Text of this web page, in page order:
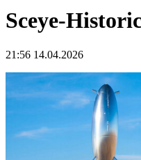
Sceye-
21:56 14.04.2026